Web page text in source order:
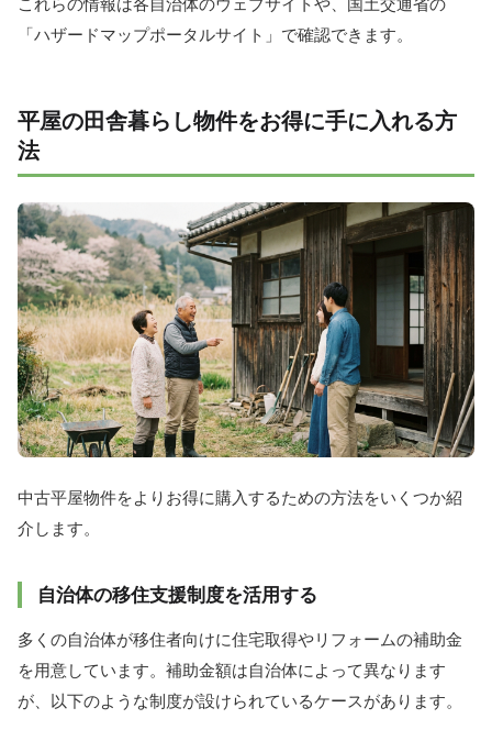
これらの情報は各自治体のウェブサイトや、国土交通省の
「ハザードマップポータルサイト」で確認できます。
平屋の田舎暮らし物件をお得に手に入れる方
法
中古平屋物件をよりお得に購入するための方法をいくつか紹
介します。
自治体の移住支援制度を活用する
多くの自治体が移住者向けに住宅取得やリフォームの補助金
を用意しています。補助金額は自治体によって異なります
が、以下のような制度が設けられているケースがあります。